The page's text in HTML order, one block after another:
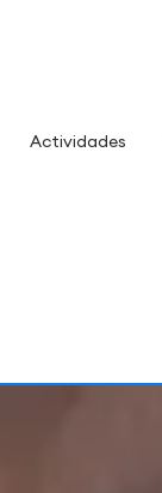
Actividades